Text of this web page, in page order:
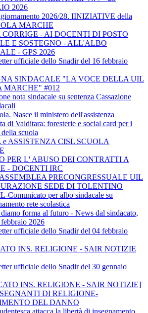
2026
2026/28. IINIZIATIVE della
MARCHE
CORRIGE - AI DOCENTI DI POSTO
E SOSTEGNO - ALL'ALBO
- GPS 2026
ufficiale dello Snadir del 16 febbraio
SINDACALE "LA VOCE DELLA UIL
MARCHE" #012
nota sindacale su sentenza Cassazione
Nasce il ministero dell'assistenza
di Valditara: foresterie e social card per i
scuola
ASSISTENZA CISL SCUOLA
PER L' ABUSO DEI CONTRATTI A
- DOCENTI IRC
PRECONGRESSUALE UIL
SEDE DI TOLENTINO
Comunicato per albo sindacale su
rete scolastica
forma al futuro - News dal sindacato,
2026
ufficiale dello Snadir del 04 febbraio
INS. RELIGIONE - SAIR NOTIZIE
ufficiale dello Snadir del 30 gennaio
INS. RELIGIONE - SAIR NOTIZIE]
DI RELIGIONE-
DEL DANNO